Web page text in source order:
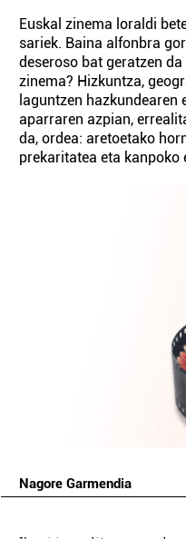
Euskal zinema loraldi
sariek. Baina alfonbra
deseroso bat geratzen da
zinema? Hizkuntza,
laguntzen
aparraren azpian,
da, ordea: aretoetako
prekaritatea eta kanpoko
Nagore Garmendia